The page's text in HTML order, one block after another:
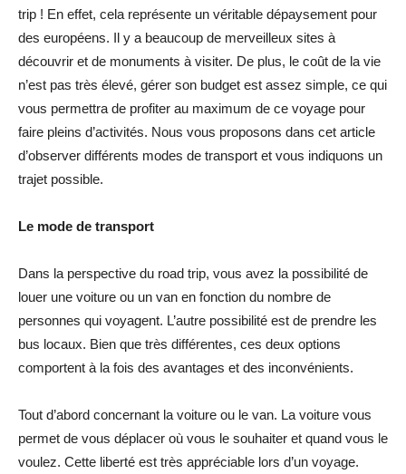
trip ! En effet, cela représente un véritable dépaysement pour
des européens. Il y a beaucoup de merveilleux sites à
découvrir et de monuments à visiter. De plus, le coût de la vie
n’est pas très élevé, gérer son budget est assez simple, ce qui
vous permettra de profiter au maximum de ce voyage pour
faire pleins d’activités. Nous vous proposons dans cet article
d’observer différents modes de transport et vous indiquons un
trajet possible.
Le mode de transport
Dans la perspective du road trip, vous avez la possibilité de
louer une voiture ou un van en fonction du nombre de
personnes qui voyagent. L’autre possibilité est de prendre les
bus locaux. Bien que très différentes, ces deux options
comportent à la fois des avantages et des inconvénients.
Tout d’abord concernant la voiture ou le van. La voiture vous
permet de vous déplacer où vous le souhaiter et quand vous le
voulez. Cette liberté est très appréciable lors d’un voyage.